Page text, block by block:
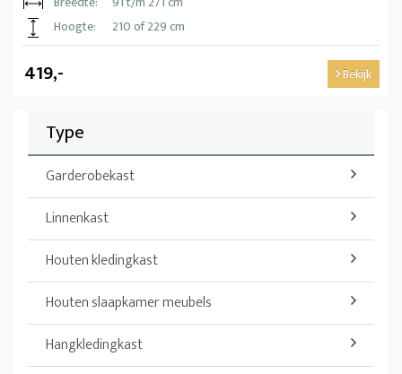
Hoogte:
210 of 229 cm
419,- Bekijk
Type
Garderobekast
Linnenkast
Houten kledingkast
Houten slaapkamer meubels
Hangkledingkast